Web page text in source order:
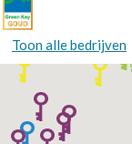
Toon alle bedrijven